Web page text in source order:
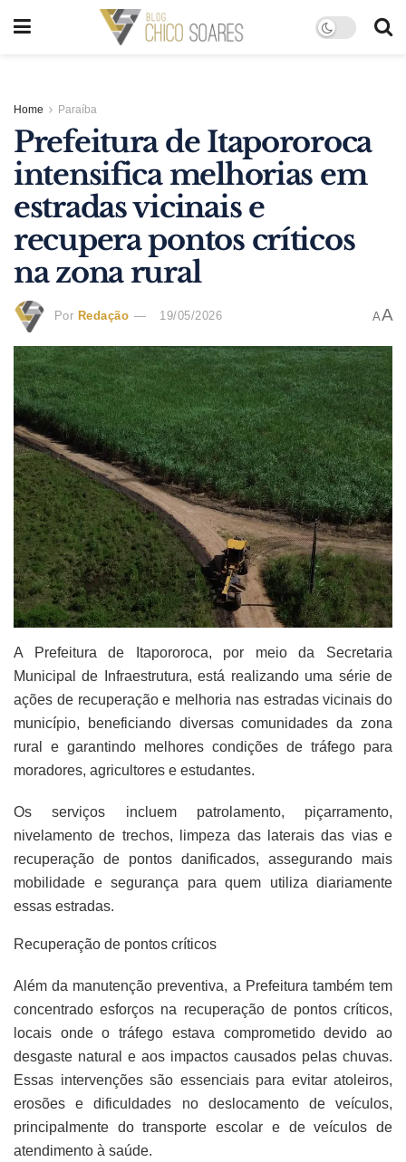
Home Paraíba
Prefeitura de Itapororoca
intensifica melhorias em
estradas vicinais e
recupera pontos críticos
na zona rural
Por Redação 19/05/2026 AA
A Prefeitura de Itapororoca, por meio da Secretaria
Municipal de Infraestrutura, está realizando uma série de
ações de recuperação e melhoria nas estradas vicinais do
município, beneficiando diversas comunidades da zona
rural e garantindo melhores condições de tráfego para
moradores, agricultores e estudantes.
Os serviços incluem patrolamento, piçarramento,
nivelamento de trechos, limpeza das laterais das vias e
recuperação de pontos danificados, assegurando mais
mobilidade e segurança para quem utiliza diariamente
essas estradas.
Recuperação de pontos críticos
Além da manutenção preventiva, a Prefeitura também tem
concentrado esforços na recuperação de pontos críticos,
locais onde o tráfego estava comprometido devido ao
desgaste natural e aos impactos causados pelas chuvas.
Essas intervenções são essenciais para evitar atoleiros,
erosões e dificuldades no deslocamento de veículos,
principalmente do transporte escolar e de veículos de
atendimento à saúde.